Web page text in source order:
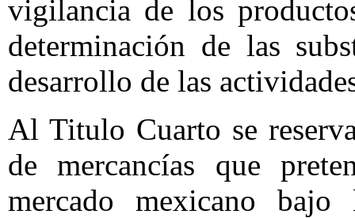
vigilancia de los
determinación de las
desarrollo de las
Al Titulo Cuarto se
de mercancías que
mercado mexicano